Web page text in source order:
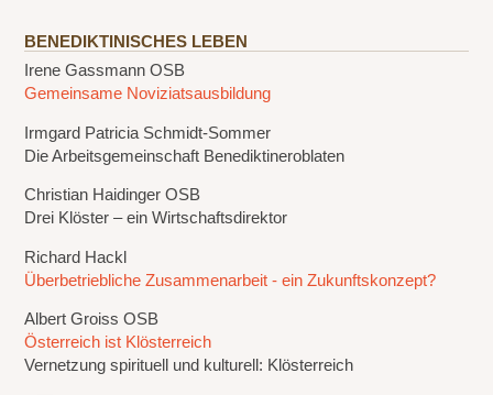
BENEDIKTINISCHES LEBEN
Irene Gassmann OSB
Gemeinsame Noviziatsausbildung
Irmgard Patricia Schmidt-Sommer
Die Arbeitsgemeinschaft Benediktineroblaten
Christian Haidinger OSB
Drei Klöster – ein Wirtschaftsdirektor
Richard Hackl
Überbetriebliche Zusammenarbeit - ein Zukunftskonzept?
Albert Groiss OSB
Österreich ist Klösterreich
Vernetzung spirituell und kulturell: Klösterreich